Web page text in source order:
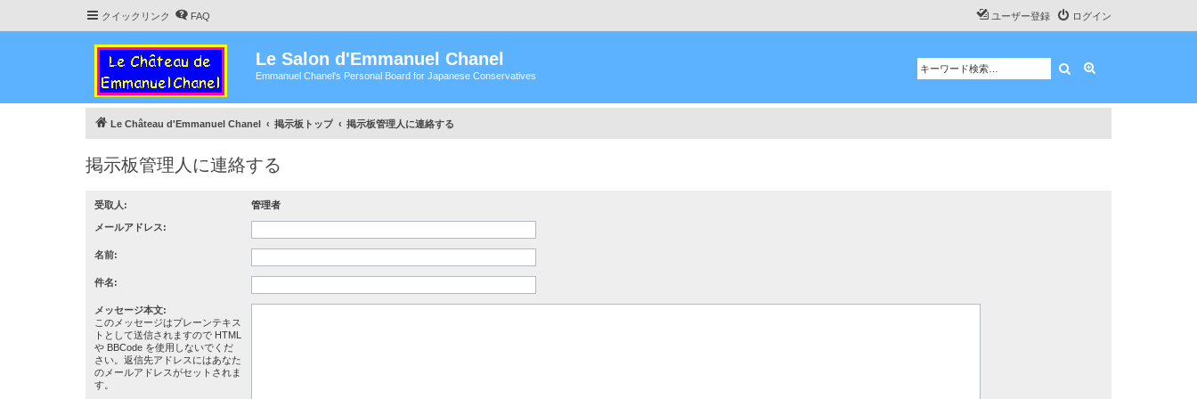
クイックリンク FAQ ログイン
ユーザー登録
Le Salon d'Emmanuel Chanel
Emmanuel Chanel's Personal Board for Japanese Conservatives 検索
Le Château d'Emmanuel Chanel 掲示板トップ 掲示板管理人に連絡する
掲示板管理人に連絡する
受取人: 管理者
メールアドレス:
名前:
件名:
メッセージ本文:
このメッセージはプレーンテキス
トとして送信されますので HTML
や BBCode を使用しないでくだ
さい。返信先アドレスにはあなた
のメールアドレスがセットされま
す。